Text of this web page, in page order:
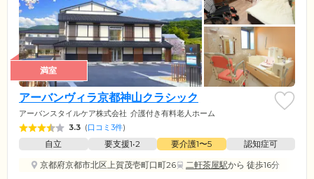
満室
アーバンヴィラ京都神山クラシック
アーバンスタイルケア株式会社 介護付き有料老人ホーム
3.3 (口コミ3件)
自立 要支援1•2 要介護1〜5
認知症可
京都府京都市北区上賀茂壱町口町26
二軒茶屋駅から 徒歩16分